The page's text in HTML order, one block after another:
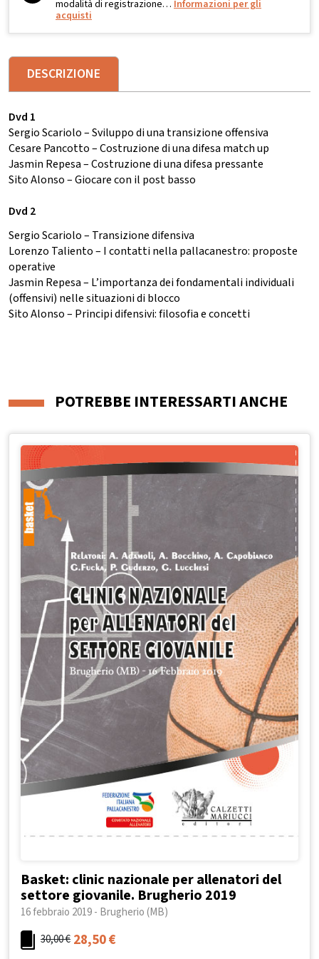
modalità di registrazione… Informazioni per gli
acquisti
DESCRIZIONE
Dvd 1
Sergio Scariolo – Sviluppo di una transizione offensiva
Cesare Pancotto – Costruzione di una difesa match up
Jasmin Repesa – Costruzione di una difesa pressante
Sito Alonso – Giocare con il post basso
Dvd 2
Sergio Scariolo – Transizione difensiva
Lorenzo Taliento – I contatti nella pallacanestro: proposte
operative
Jasmin Repesa – L’importanza dei fondamentali individuali
(offensivi) nelle situazioni di blocco
Sito Alonso – Principi difensivi: filosofia e concetti
POTREBBE INTERESSARTI ANCHE
Basket: clinic nazionale per allenatori del
settore giovanile. Brugherio 2019
16 febbraio 2019 - Brugherio (MB)
30,00€ 28,50€